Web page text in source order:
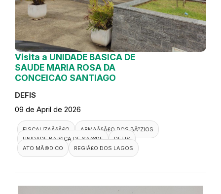
Visita a UNIDADE BASICA DE
SAUDE MARIA ROSA DA
CONCEICAO SANTIAGO
DEFIS
09 de April de 2026
FISCALIZAÃ§Ã£O
ARMAÃ§Ã£O DOS BÃºZIOS
UNIDADE BÃ¡SICA DE SAÃºDE
DEFIS
ATO MÃ©DICO
REGIÃ£O DOS LAGOS